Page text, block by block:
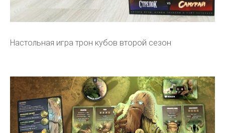
Настольная игра трон кубов второй сезон